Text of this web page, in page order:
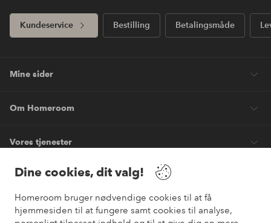
Dine cookies, dit valg!
Homeroom bruger nødvendige cookies til at få
hjemmesiden til at fungere samt cookies til analyse,
Kundeservice Bestilling Betalingsmåde
Mine sider
Om Homeroom
Vores tjenester
Vilkår
Venner